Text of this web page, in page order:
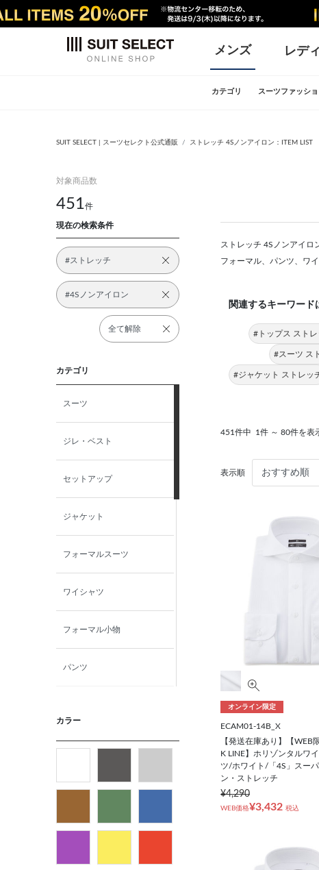
メンズ レデ
カテゴリ スーツファッシ
SUIT SELECT | スーツセレクト公式通販 ストレッチ 4Sノンアイロン：ITEM LIST
対象商品数
451件
現在の検索条件
#ストレッチ
#4Sノンアイロン
全て解除
カテゴリ
スーツ
ジレ・ベスト
セットアップ
ジャケット
フォーマルスーツ
ワイシャツ
フォーマル小物
パンツ
カジュアルシャツ
フォーマルタイ
カラー
ストレッチ 4Sノンアイロ
フォーマル、パンツ、ワ
関連するキーワード
#トップス ストレ
#スーツ ス
#ジャケット ストレッ
451件中 1件 ～ 80件を表
表示順
オンライン限定
ECAM01-14B_X
【発送在庫あり】【WEB
K LINE】ホリゾンタルワ
ツ/ホワイト/「4S」スー
ン・ストレッチ
¥4,290
WEB価格¥3,432 税込